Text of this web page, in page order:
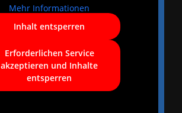
Mehr Informationen
Inhalt entsperren
Erforderlichen Service
akzeptieren und Inhalte
entsperren